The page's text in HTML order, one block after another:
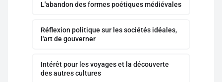
L'abandon des formes poétiques médiévales
Réflexion politique sur les sociétés idéales,
l'art de gouverner
Intérêt pour les voyages et la découverte
des autres cultures